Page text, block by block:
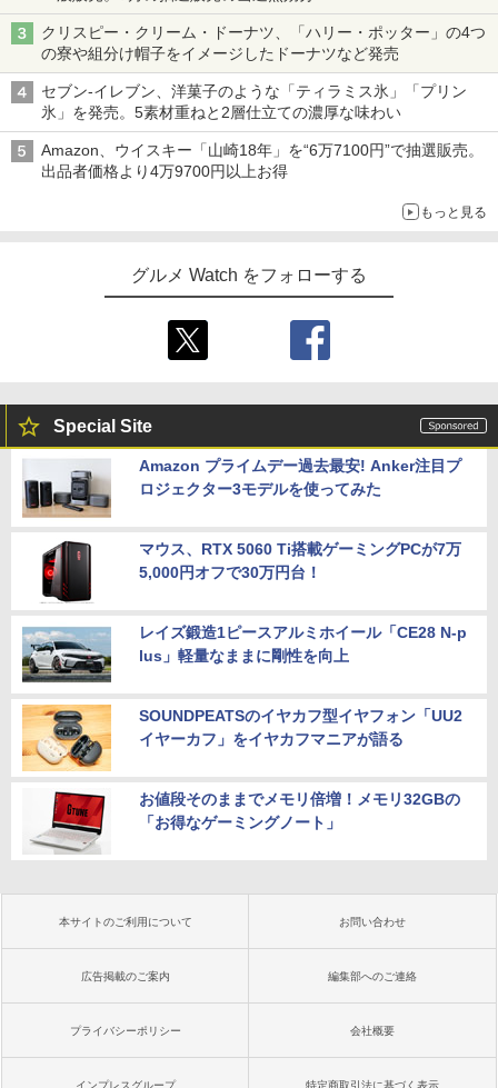
クリスピー・クリーム・ドーナツ、「ハリー・ポッター」の4つ
の寮や組分け帽子をイメージしたドーナツなど発売
セブン-イレブン、洋菓子のような「ティラミス氷」「プリン
氷」を発売。5素材重ねと2層仕立ての濃厚な味わい
Amazon、ウイスキー「山崎18年」を“6万7100円”で抽選販売。
出品者価格より4万9700円以上お得
もっと見る
グルメ Watch をフォローする
Special Site
Amazon プライムデー過去最安! Anker注目プ
ロジェクター3モデルを使ってみた
マウス、RTX 5060 Ti搭載ゲーミングPCが7万
5,000円オフで30万円台！
レイズ鍛造1ピースアルミホイール「CE28 N-p
lus」軽量なままに剛性を向上
SOUNDPEATSのイヤカフ型イヤフォン「UU2
イヤーカフ」をイヤカフマニアが語る
お値段そのままでメモリ倍増！メモリ32GBの
「お得なゲーミングノート」
本サイトのご利用について お問い合わせ
広告掲載のご案内 編集部へのご連絡
プライバシーポリシー 会社概要
インプレスグループ 特定商取引法に基づく表示